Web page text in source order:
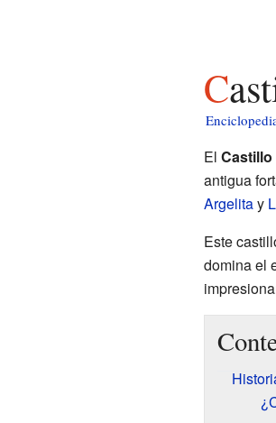
El Castillo
antigua
Argelitay
Este
domina el